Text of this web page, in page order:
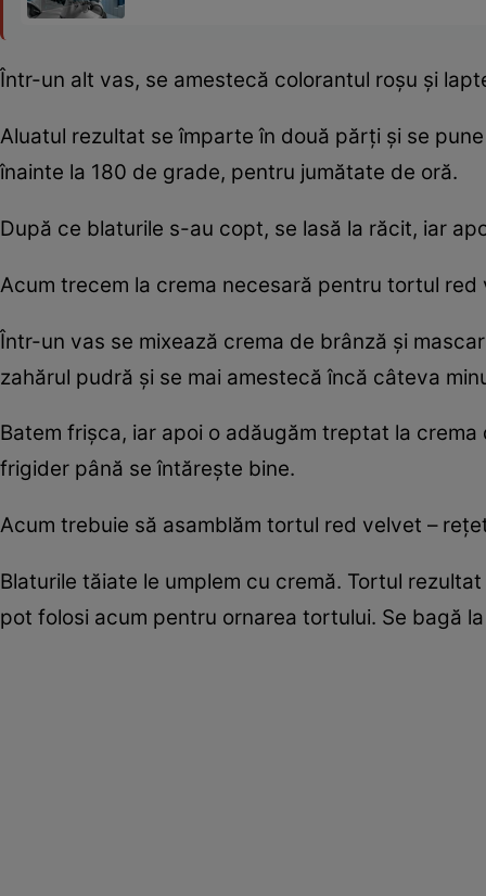
Într-un alt vas, se amestecă colorantul roşu şi
Aluatul rezultat se împarte în două părţi şi se
înainte la 180 de grade, pentru jumătate de oră.
După ce blaturile s-au copt, se lasă la răcit, iar
Acum trecem la crema necesară pentru tortul red
Într-un vas se mixează crema de brânză şi
zahărul pudră şi se mai amestecă încă câteva
Batem frişca, iar apoi o adăugăm treptat la
frigider până se întăreşte bine.
Acum trebuie să asamblăm tortul red velvet –
Blaturile tăiate le umplem cu cremă. Tortul
pot folosi acum pentru ornarea tortului. Se bagă